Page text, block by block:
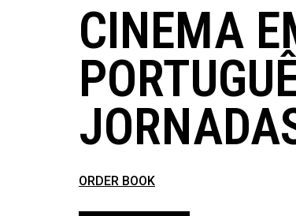
CINEMA
ORDER BOOK